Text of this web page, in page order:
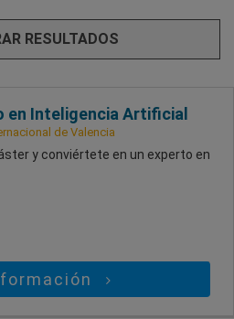
RESULTADOS
en Inteligencia Artificial
de Valencia
y conviértete en un experto en